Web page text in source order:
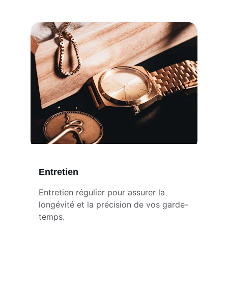
Entretien régulier pour assurer la
longévité et la précision de vos garde-
temps.
Entretien